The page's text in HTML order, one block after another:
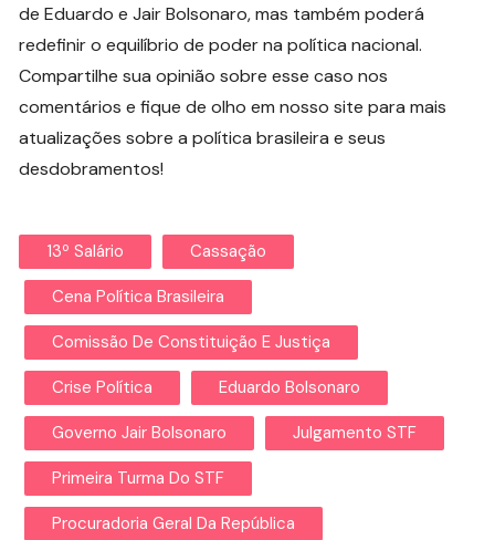
de Eduardo e Jair Bolsonaro, mas também poderá
redefinir o equilíbrio de poder na política nacional.
Compartilhe sua opinião sobre esse caso nos
comentários e fique de olho em nosso site para mais
atualizações sobre a política brasileira e seus
desdobramentos!
13º Salário Cassação
Cena Política Brasileira
Comissão De Constituição E Justiça
Crise Política Eduardo Bolsonaro
Governo Jair Bolsonaro Julgamento STF
Primeira Turma Do STF
Procuradoria Geral Da República